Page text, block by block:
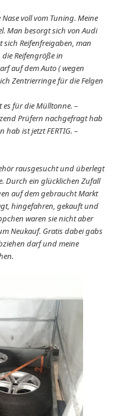
voll vom Tuning. Meine
Man besorgt sich von Audi
Reifenfreigaben, man
Reifengröße in
auf dem Auto ( wegen
Zentrierringe für die Felgen
für die Mülltonne. –
Prüfern nachgefragt hab
ist jetzt FERTIG. –
rausgesucht und überlegt
Durch ein glücklichen Zufall
auf dem gebraucht Markt
hingefahren, gekauft und
waren sie nicht aber
Neukauf. Gratis dabei gabs
darf und meine